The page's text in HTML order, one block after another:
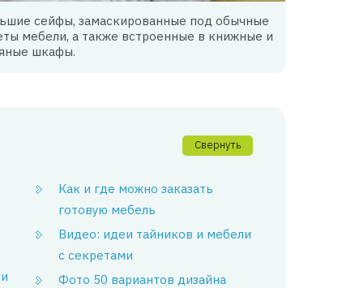
сейфы, замаскированные под обычные
мебели, а также встроенные в книжные и
шкафы.
Свернуть
Как и где можно заказать
готовую мебель
Видео: идеи тайников и мебели
с секретами
Фото 50 вариантов дизайна